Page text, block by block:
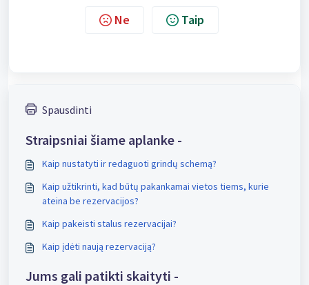
Ne Taip
Spausdinti
Straipsniai šiame aplanke -
Kaip nustatyti ir redaguoti grindų schemą?
Kaip užtikrinti, kad būtų pakankamai vietos tiems, kurie
ateina be rezervacijos?
Kaip pakeisti stalus rezervacijai?
Kaip įdėti naują rezervaciją?
Jums gali patikti skaityti -